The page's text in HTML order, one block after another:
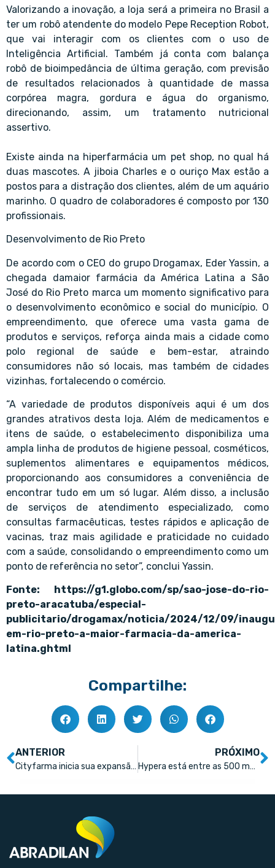
Valorizando a inovação, a loja será a primeira no Brasil a
ter um robô atendente do modelo Pepe Reception Robot,
que vai interagir com os clientes com o uso de
Inteligência Artificial. Também já conta com balança
robô de bioimpedância de última geração, com previsão
de resultados relacionados à quantidade de massa
corpórea magra, gordura e água do organismo,
direcionando, assim, um tratamento nutricional
assertivo.
Existe ainda na hiperfarmácia um pet shop, no qual há
duas mascotes. A jiboia Charles e o ouriço Max estão a
postos para a distração dos clientes, além de um aquário
marinho. O quadro de colaboradores é composto por 130
profissionais.
Desenvolvimento de Rio Preto
De acordo com o CEO do grupo Drogamax, Eder Yassin, a
chegada damaior farmácia da América Latina a São
José do Rio Preto marca um momento significativo para
o desenvolvimento econômico e social do município. O
empreendimento, que oferece uma vasta gama de
produtos e serviços, reforça ainda mais a cidade como
polo regional de saúde e bem-estar, atraindo
consumidores não só locais, mas também de cidades
vizinhas, fortalecendo o comércio.
“A variedade de produtos disponíveis aqui é um dos
grandes atrativos desta loja. Além de medicamentos e
itens de saúde, o estabelecimento disponibiliza uma
ampla linha de produtos de higiene pessoal, cosméticos,
suplementos alimentares e equipamentos médicos,
proporcionando aos consumidores a conveniência de
encontrar tudo em um só lugar. Além disso, a inclusão
de serviços de atendimento especializado, como
consultas farmacêuticas, testes rápidos e aplicação de
vacinas, traz mais agilidade e praticidade no cuidado
com a saúde, consolidando o empreendimento como um
ponto de referência no setor”, conclui Yassin.
Fonte:
https://g1.globo.com/sp/sao-jose-do-rio-
preto-aracatuba/especial-
publicitario/drogamax/noticia/2024/12/09/
em-rio-preto-a-maior-farmacia-da-america-
latina.ghtml
Compartilhe:
ANTERIOR
Cityfarma inicia sua expansão nacional
PRÓXIMO
Hypera está entre as 500 melhores em crescimento sustentável